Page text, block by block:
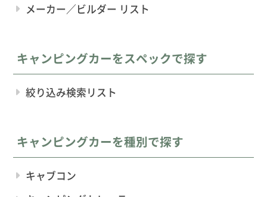
メーカー／ビルダー リスト
キャンピングカーをスペックで探す
絞り込み検索リスト
キャンピングカーを種別で探す
キャブコン